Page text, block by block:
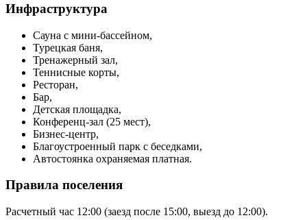
Инфраструктура
Сауна с мини-бассейном,
Турецкая баня,
Тренажерный зал,
Теннисные корты,
Ресторан,
Бар,
Детская площадка,
Конференц-зал (25 мест),
Бизнес-центр,
Благоустроенный парк с беседками,
Автостоянка охраняемая платная.
Правила поселения
Расчетный час 12:00 (заезд после 15:00, выезд до 12:00).